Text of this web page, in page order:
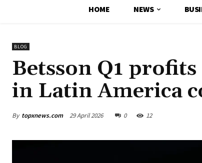
HOME NEWS
BLOG
Betsson Q1
in Latin America
By topxnews.com 29 April 2026 0 12